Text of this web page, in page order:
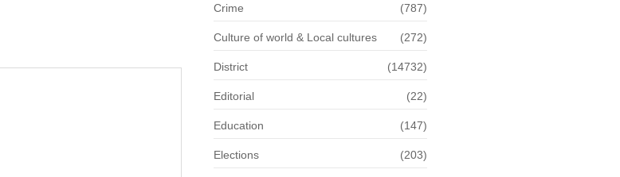
Crime (787)
Culture of world & Local cultures (272)
District (14732)
Editorial (22)
Education (147)
Elections (203)